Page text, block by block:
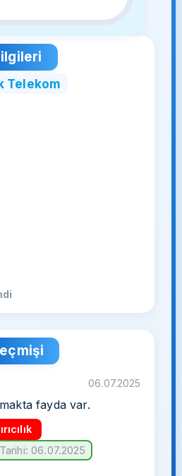
Telekom
06.07.2025
fayda var.
06.07.2025